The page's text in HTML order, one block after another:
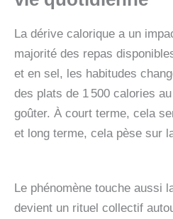
La dérive calorique a un
majorité des repas
et en sel, les habitudes
des plats de 1 500 calories
goûter. À court terme, cela
et long terme, cela pèse sur
Le phénomène touche aussi
devient un rituel collectif